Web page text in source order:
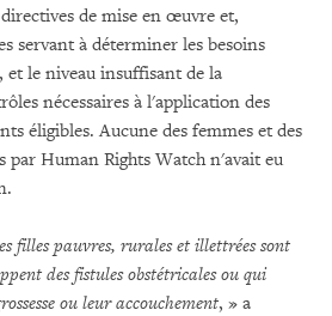
de mise en œuvre et,
servant à déterminer les besoins
le niveau insuffisant de la
nécessaires à l'application des
éligibles. Aucune des femmes et des
par Human Rights Watch n'avait eu
filles pauvres, rurales et illettrées sont
des fistules obstétricales ou qui
ou leur accouchement, » a